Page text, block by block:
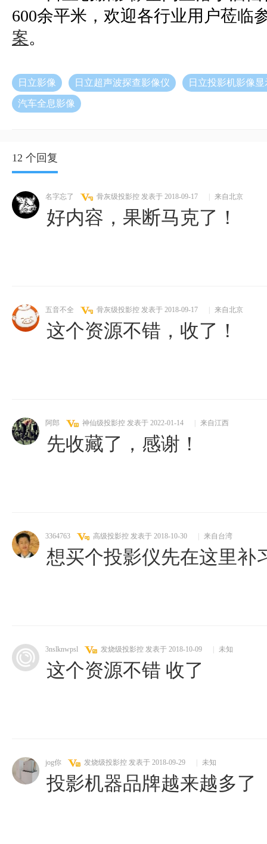
600余平米，欢迎各行业用户莅临
案。
日立影像 日立超声波探查影像仪 日立投影机影像
汽车全息影像
12 个回复
名字忘了 骨灰级投影控 发表于 2018-09-17 来自北京
好内容，果断马克了！
五音不全 骨灰级投影控 发表于 2018-09-17 来自北京
这个资源不错，收了！
阿郎 神仙级投影控 发表于 2022-01-14 来自江西
先收藏了，感谢！
3364763 高级投影控 发表于 2018-10-30 来自台湾
想买个投影仪先在这里补
3nslknwpsl 发烧级投影控 发表于 2018-10-09 未知
这个资源不错 收了
jog你 发烧级投影控 发表于 2018-09-29 未知
投影机器品牌越来越多了